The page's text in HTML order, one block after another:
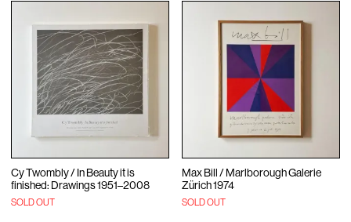
Cy Twombly / In Beauty it is
finished: Drawings 1951–2008
SOLD OUT
Max Bill / Marlborough Galerie
Zürich 1974
SOLD OUT